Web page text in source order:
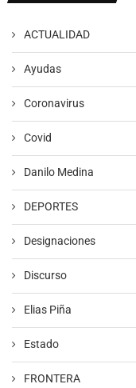
ACTUALIDAD
Ayudas
Coronavirus
Covid
Danilo Medina
DEPORTES
Designaciones
Discurso
Elias Piña
Estado
FRONTERA